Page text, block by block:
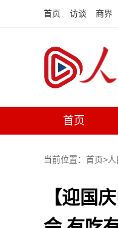
首页 访谈 商界
首页
当前位置：首页>
【迎国